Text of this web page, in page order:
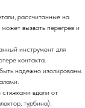
рассчитанные на
вызвать перегрев и
инструмент для
контакта.
надежно изолированы.
стяжками вдали от
турбина).